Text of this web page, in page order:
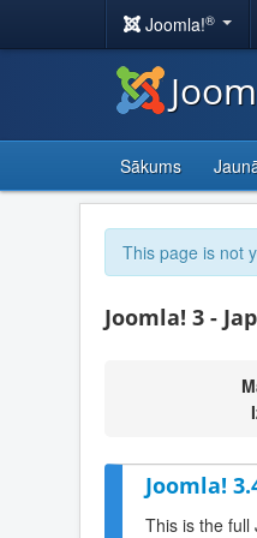
Joomla!®
Sākums
This page is not
Joomla! 3 -
Joomla!
This is the full